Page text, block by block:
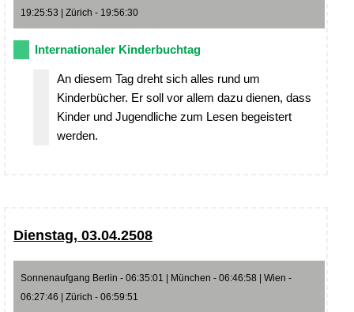
19:25:53 | Zürich - 19:56:30
Internationaler Kinderbuchtag
An diesem Tag dreht sich alles rund um
Kinderbücher. Er soll vor allem dazu dienen, dass
Kinder und Jugendliche zum Lesen begeistert
werden.
Dienstag, 03.04.2508
Sonnenaufgang Berlin - 06:35:01 | München - 06:46:58 | Wien -
06:27:46 | Zürich - 06:59:51